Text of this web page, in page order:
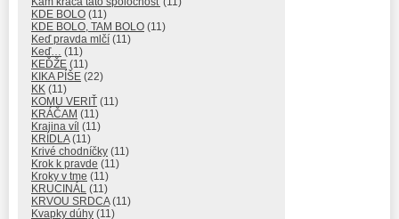
KDE BOLO (11)
KDE BOLO, TAM BOLO (11)
Keď pravda mlčí (11)
Keď… (11)
KEĎŽE (11)
KIKA PÍŠE (22)
KK (11)
KOMU VERIŤ (11)
KRÁČAM (11)
Krajina víl (11)
KRÍDLA(11)
Krivé chodníčky (11)
Krok k pravde (11)
Kroky v tme (11)
KRUCINÁL (11)
KRVOU SRDCA(11)
Kvapky dúhy (11)